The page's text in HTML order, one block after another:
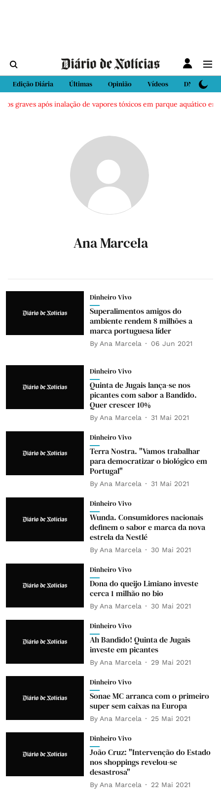
Edição Diária Últimas Opinião Vídeos DN Sport
graves após inalação de vapores tóxicos em parque aquático em
Ana Marcela
Dinheiro Vivo
Superalimentos amigos do
ambiente rendem 8 milhões a
marca portuguesa líder
By Ana Marcela 06 Jun 2021
Dinheiro Vivo
Quinta de Jugais lança-se nos
picantes com sabor a Bandido.
Quer crescer 10%
By Ana Marcela 31 Mai 2021
Dinheiro Vivo
Terra Nostra. "Vamos trabalhar
para democratizar o biológico em
Portugal"
By Ana Marcela 31 Mai 2021
Dinheiro Vivo
Wunda. Consumidores nacionais
definem o sabor e marca da nova
estrela da Nestlé
By Ana Marcela 30 Mai 2021
Dinheiro Vivo
Dona do queijo Limiano investe
cerca 1 milhão no bio
By Ana Marcela 30 Mai 2021
Dinheiro Vivo
Ah Bandido! Quinta de Jugais
investe em picantes
By Ana Marcela 29 Mai 2021
Dinheiro Vivo
Sonae MC arranca com o primeiro
super sem caixas na Europa
By Ana Marcela 25 Mai 2021
Dinheiro Vivo
João Cruz: "Intervenção do Estado
nos shoppings revelou-se
desastrosa"
By Ana Marcela 22 Mai 2021